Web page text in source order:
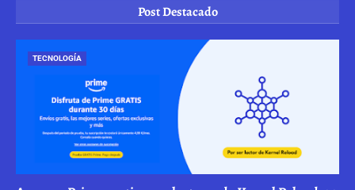
Post Destacado
TECNOLOGÍA